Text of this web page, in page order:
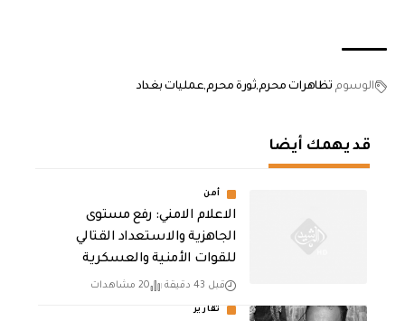
الوسوم تظاهرات محرمثورة محرمعمليات بغداد
قد يهمك أيضا
أمن
الاعلام الامني: رفع مستوى
الجاهزية والاستعداد القتالي
للقوات الأمنية والعسكرية
قبل 43 دقيقة 20 مشاهدات
تقارير